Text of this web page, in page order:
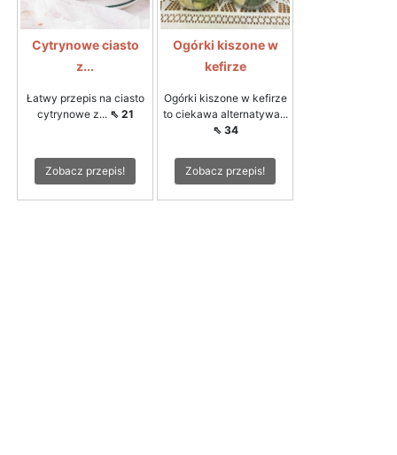
Cytrynowe ciasto
z...
Łatwy przepis na ciasto
cytrynowe z... ⇖ 21
Zobacz przepis!
Ogórki kiszone w
kefirze
Ogórki kiszone w kefirze
to ciekawa alternatywa...
⇖ 34
Zobacz przepis!